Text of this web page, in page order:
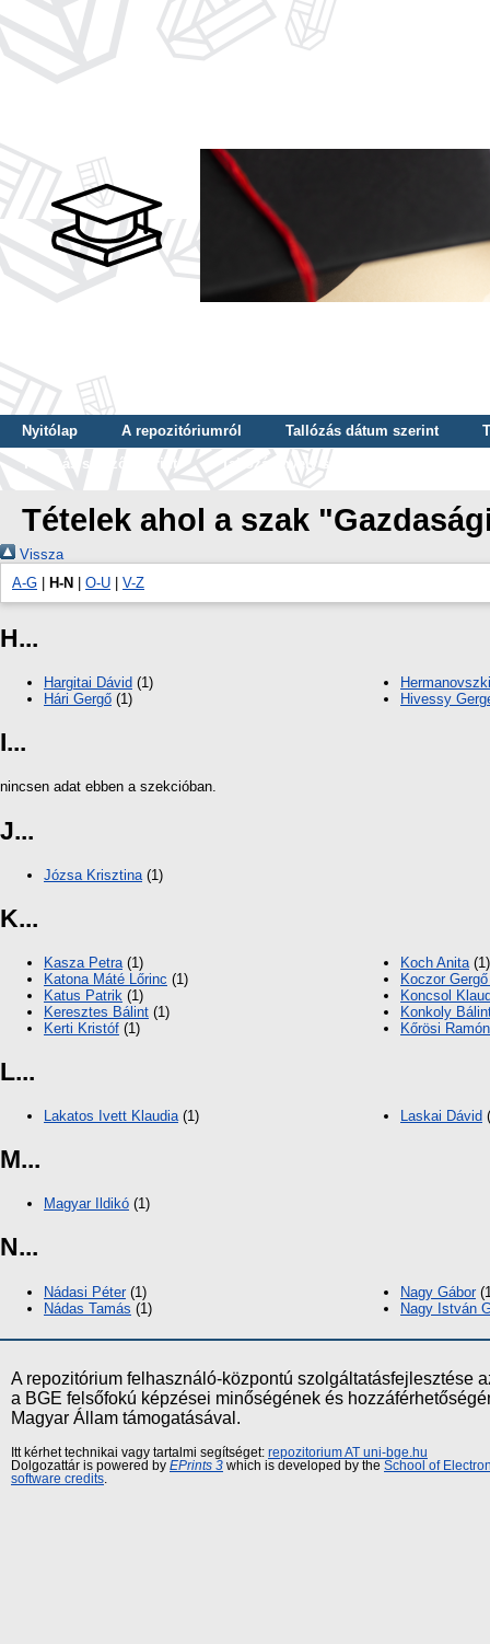
Nyitólap A repozitóriumról Tallózás dátum szerint
Tallózás szerző szerint
Tallózás nyelv szerint
Tételek ahol a szak
Vissza
A-G
H-N O-U V-Z
H...
Hargitai Dávid (1)
Hári Gergő (1)
Hivessy
I...
nincsen adat ebben a szekcióban.
J...
Józsa Krisztina (1)
K...
Kasza Petra (1)
Katona Máté Lőrinc (1)
Katus Patrik (1)
Keresztes Bálint (1)
Kerti Kristóf (1)
Koch Anita (1)
Koczor
Koncsol
Konkoly
Kőrösi
L...
Lakatos Ivett Klaudia(1) Laskai Dávid
M...
Magyar Ildikó (1)
N...
Nádasi Péter(1)
Nádas Tamás (1)
Nagy Gábor
Nagy István
A repozitórium felhasználó-központú szolgáltatásfejlesztése
a BGE felsőfokú képzései minőségének és
Magyar Állam támogatásával.
Itt kérhet technikai vagy tartalmi segítséget: repozitorium AT uni-bge.hu
Dolgozattár is powered by EPrints 3 which is developed by the School of
software credits